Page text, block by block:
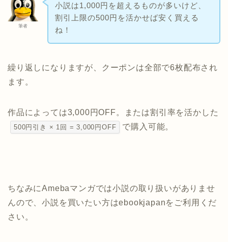
筆者
小説は1,000円を超えるものが多いけど、
割引上限の500円を活かせば安く買える
ね！
繰り返しになりますが、クーポンは全部で6枚配布され
ます。
作品によっては3,000円OFF。または割引率を活かした
500円引き × 1回 = 3,000円OFF で購入可能。
ちなみにAmebaマンガでは小説の取り扱いがありませ
んので、小説を買いたい方はebookjapanをご利用くだ
さい。